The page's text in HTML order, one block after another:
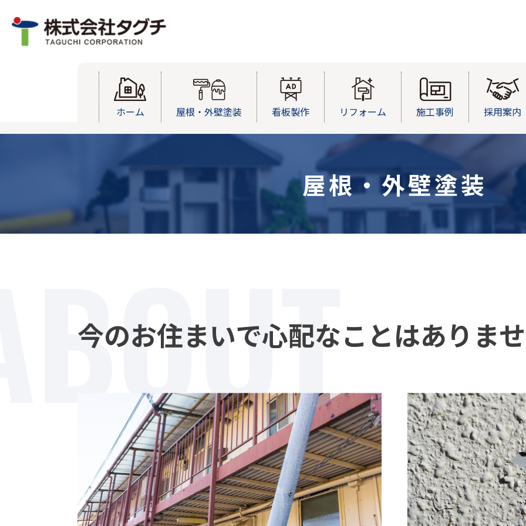
ホーム 屋根・外壁塗装 看板製作 リフォーム 施工事例 採用案内
屋根・外壁塗装
今のお住まいで心配なことはありま